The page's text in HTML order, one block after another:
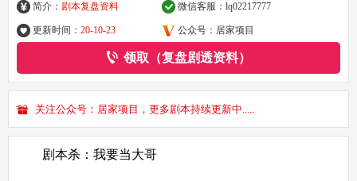
简介： 剧本复盘资料 微信客服：lq02217777
更新时间： 20-10-23 公众号：居家项目
领取（复盘剧透资料）
关注公众号：居家项目，更多剧本持续更新中.....
剧本杀：我要当大哥